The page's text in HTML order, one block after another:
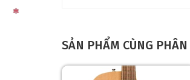
SẢN PHẨM CÙNG